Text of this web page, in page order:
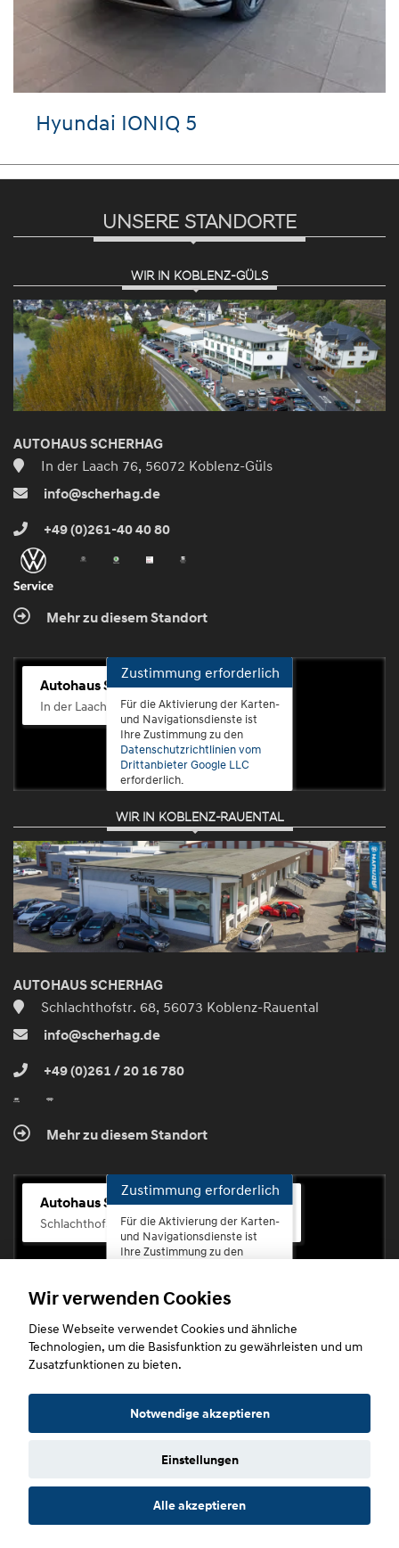
Hyundai IONIQ 5
UNSERE STANDORTE
WIR IN KOBLENZ-GÜLS
AUTOHAUS SCHERHAG
In der Laach 76, 56072 Koblenz-Güls
info@scherhag.de
+49 (0)261-40 40 80
Mehr zu diesem Standort
Autohaus Scherhag
In der Laach 76, 56072 Koblenz-Güls
Zustimmung erforderlich
Für die Aktivierung der Karten-
und Navigationsdienste ist
Ihre Zustimmung zu den
Datenschutzrichtlinien vom
Drittanbieter Google LLC
erforderlich.
Zustimmen
und
aktivieren
WIR IN KOBLENZ-RAUENTAL
AUTOHAUS SCHERHAG
Schlachthofstr. 68, 56073 Koblenz-Rauental
info@scherhag.de
+49 (0)261 / 20 16 780
Mehr zu diesem Standort
Autohaus Scherhag
Schlachthofstr. 68, 56073 Koblenz-Rauental
Zustimmung erforderlich
Für die Aktivierung der Karten-
und Navigationsdienste ist
Ihre Zustimmung zu den
erforderlich.
Zustimmen
Copyright © 2026. Autohaus Scherhag
Datenschutz Impressum
Wir verwenden Cookies
Diese Webseite verwendet Cookies und ähnliche
Technologien, um die Basisfunktion zu gewährleisten und um
Zusatzfunktionen zu bieten.
Notwendige akzeptieren
Einstellungen
Alle akzeptieren